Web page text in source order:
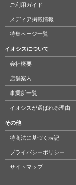
ご利用ガイド
メディア掲載情報
特集ページ一覧
イオシスについて
会社概要
店舗案内
事業所一覧
イオシスが選ばれる理由
その他
特商法に基づく表記
プライバシーポリシー
サイトマップ